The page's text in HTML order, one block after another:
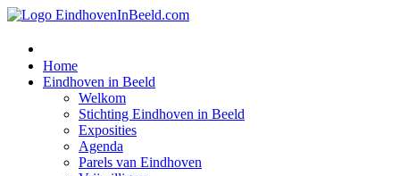
Home
Eindhoven in Beeld
Welkom
Stichting Eindhoven in Beeld
Exposities
Agenda
Parels van Eindhoven